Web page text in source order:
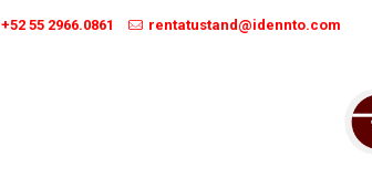
+52 55 2966.0861 rentatustand@idennto.com